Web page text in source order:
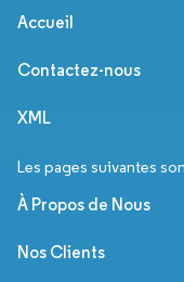
Accueil
Contactez-nous
XML
Les pages suivantes
À Propos de Nous
Nos Clients